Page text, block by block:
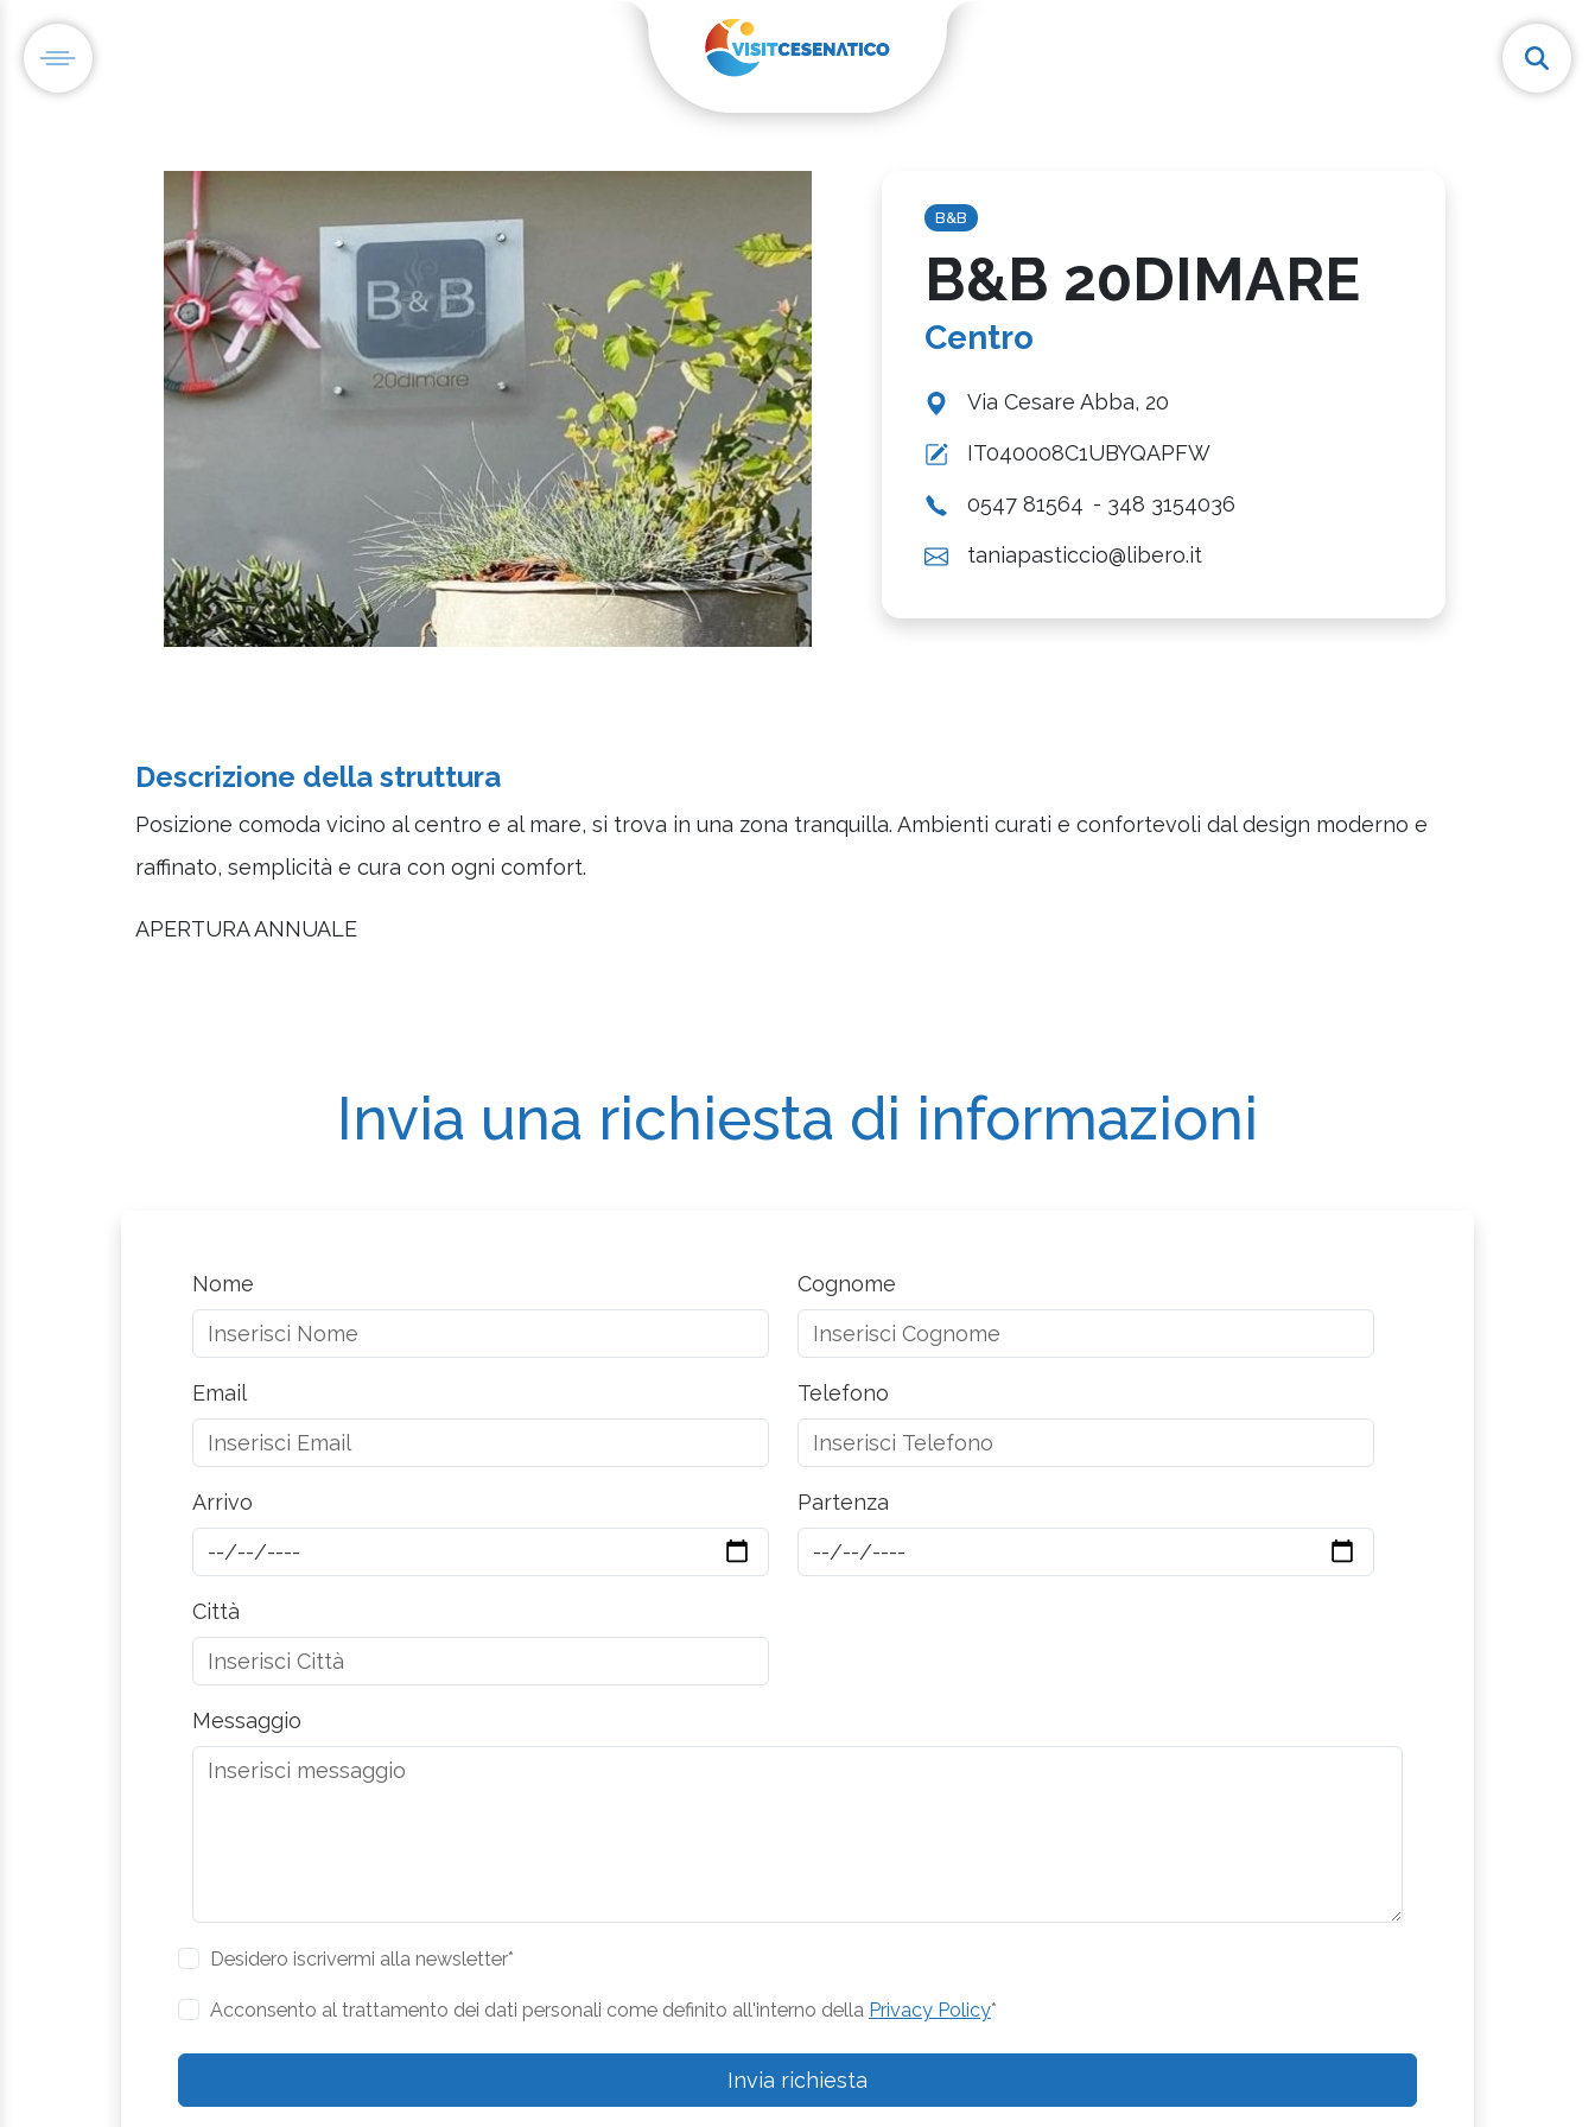
B&B
B&B 20DIMARE
Centro
Via Cesare Abba, 20
IT040008C1UBYQAPFW
0547 81564 - 348 3154036
taniapasticcio@libero.it
Descrizione della struttura
Posizione comoda vicino al centro e al mare, si trova in una zona tranquilla. Ambienti curati e confortevoli dal design moderno e
raffinato, semplicità e cura con ogni comfort.
APERTURA ANNUALE
Invia una richiesta di informazioni
Nome Cognome
Email Telefono
Arrivo Partenza
Città
Messaggio
Desidero iscrivermi alla newsletter*
Acconsento al trattamento dei dati personali come definito all'interno della Privacy Policy*
Invia richiesta